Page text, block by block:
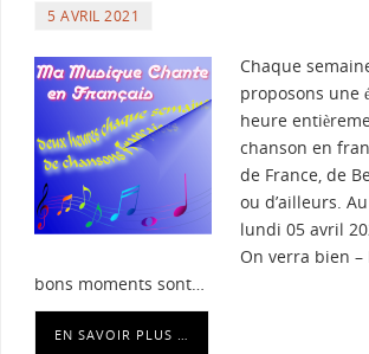
5 AVRIL 2021
Chaque
proposons une
heure
chanson en
de France, de
ou d’ailleurs.
lundi 05 avril
On verra bien –
bons moments sont…
EN SAVOIR PLUS …